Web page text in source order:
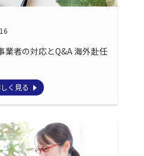
業者の対応とQ&A 海外赴任
く見る